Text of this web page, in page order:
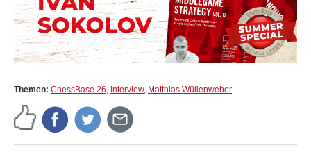
Themen: ChessBase 26 Interview, Matthias Wüllenweber